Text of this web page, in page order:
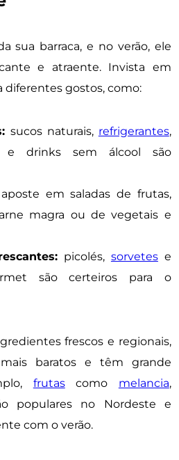
sua barraca, e no verão, ele
e atraente. Invista em
diferentes gostos, como:
sucos naturais, refrigerantes,
e drinks sem álcool são
em saladas de frutas,
magra ou de vegetais e
picolés, sorvetese
são certeiros para o
frescos e regionais,
baratos e têm grande
frutascomo melancia,
populares no Nordeste e
com o verão.